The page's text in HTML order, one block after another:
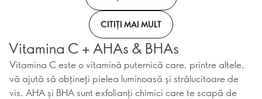
CITIȚI MAI MULT
Vitamina C + AHAs & BHAs
Vitamina C este o vitamină puternică care, printre altele,
vă ajută să obțineți pielea luminoasă și strălucitoare de
vis. AHA și BHA sunt exfolianți chimici care te scapă de